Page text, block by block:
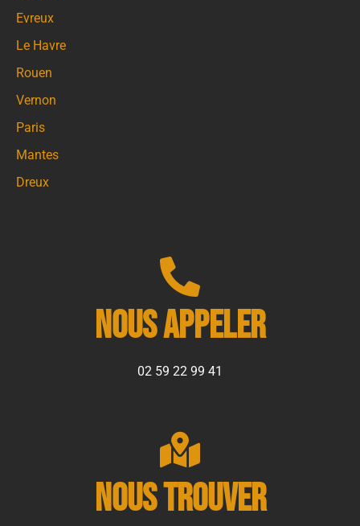
Evreux
Le Havre
Rouen
Vernon
Paris
Mantes
Dreux
Nous appeler
02 59 22 99 41
Nous trouver